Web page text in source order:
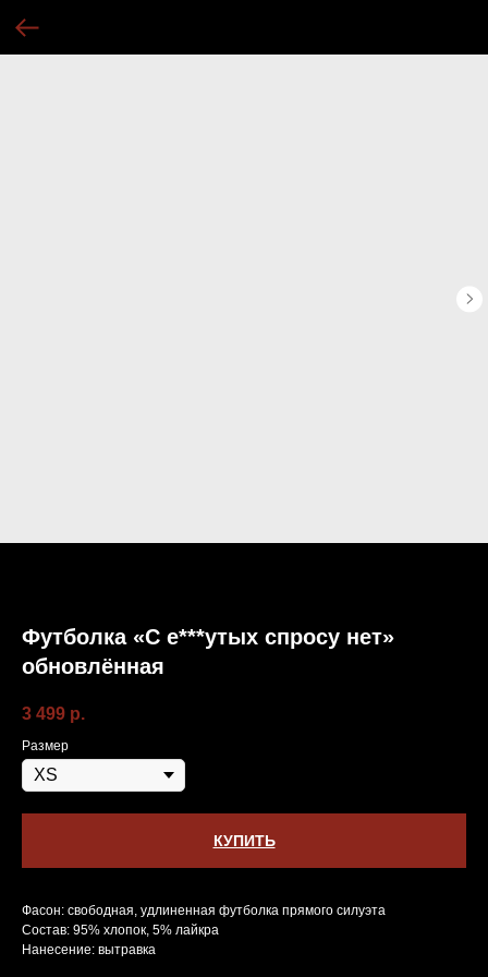
Футболка «С е***утых спросу нет»
обновлённая
3 499 р.
Размер
КУПИТЬ
Фасон: свободная, удлиненная футболка прямого силуэта
Состав: 95% хлопок, 5% лайкра
Нанесение: вытравка